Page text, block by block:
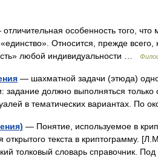
особенность того,
Относится, прежде всего,
любой индивидуальности …
— шахматной задачи (этюда)
задание должно выполняться
в тематических вариантах. По
— Понятие, используемое в
открытого текста в криптограмму.
толковый словарь справочник.